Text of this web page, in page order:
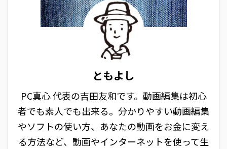
ともよし
PC真心 代表の吉田友和です。動画編集は初心
者でも素人でも出来る。分かりやすい動画編集
やソフトの使い方、あなたの動画をお金に変え
る方法など、動画やインターネットを使って生